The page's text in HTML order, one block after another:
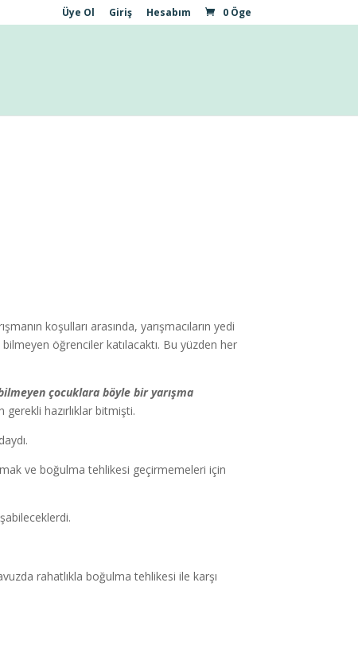
Üye Ol Giriş Hesabım 0 Öge
koşulları arasında, yarışmacıların yedi
öğrenciler katılacaktı. Bu yüzden her
çocuklara böyle bir yarışma
hazırlıklar bitmişti.
ve boğulma tehlikesi geçirmemeleri için
rahatlıkla boğulma tehlikesi ile karşı